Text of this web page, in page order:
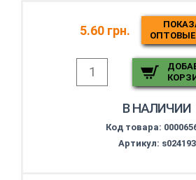
5.60 грн.
В НАЛИЧИИ
Код товара:
Артикул: s024193